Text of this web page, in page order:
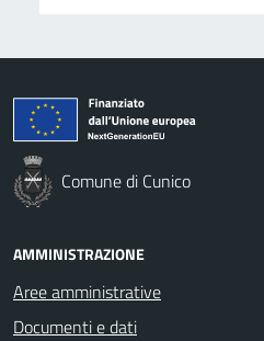
Comune di Cunico
AMMINISTRAZIONE
Aree amministrative
Documenti e dati